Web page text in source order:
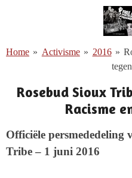
de
Home » Activisme » 2016 »
Rosebud Sioux
Racisme
Officiële persmededeling
Tribe – 1 juni 2016